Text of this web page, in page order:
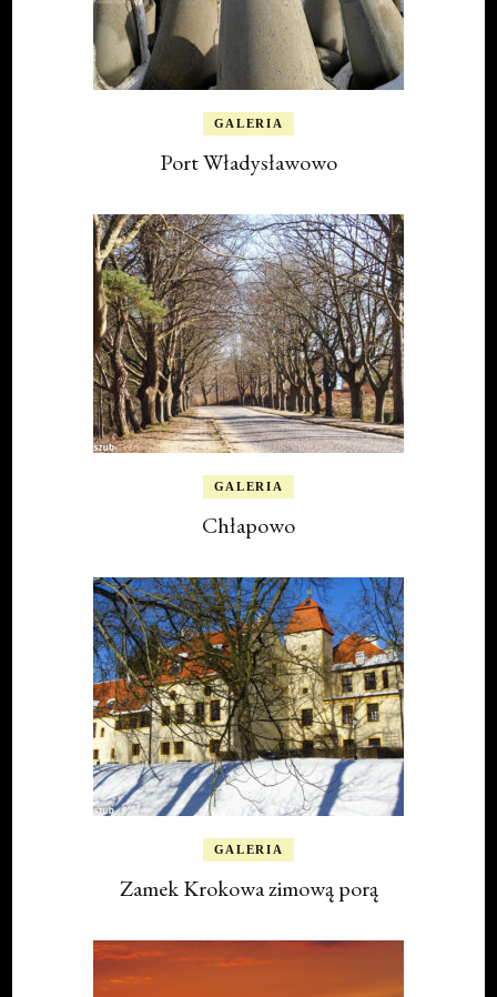
GALERIA
Port Władysławowo
GALERIA
Chłapowo
GALERIA
Zamek Krokowa zimową porą